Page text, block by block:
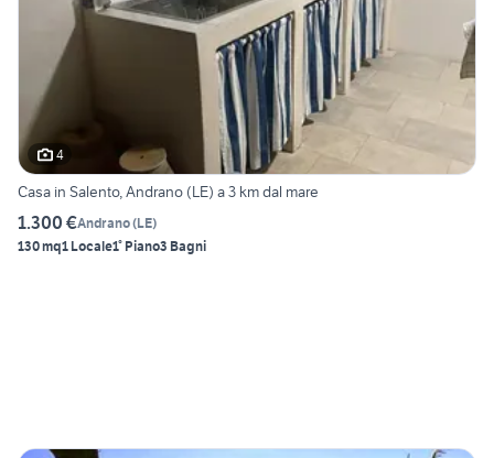
4
Casa in Salento, Andrano (LE) a 3 km dal mare
1.300 €Andrano(LE)
130 mq1 Locale1° Piano3 Bagni